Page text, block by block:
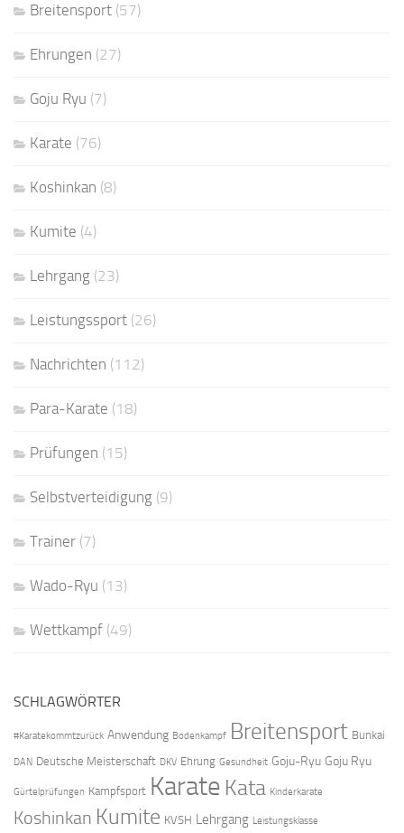
Breitensport (57)
Ehrungen (27)
Goju Ryu (7)
Karate (76)
Koshinkan (8)
Kumite (4)
Lehrgang (23)
Leistungssport (26)
Nachrichten (112)
Para-Karate (18)
Prüfungen (15)
Selbstverteidigung (9)
Trainer (7)
Wado-Ryu (13)
Wettkampf (49)
SCHLAGWÖRTER
#Karatekommtzurück Anwendung Bodenkampf Breitensport Bunkai
DAN Deutsche Meisterschaft DKV Ehrung Gesundheit Goju-Ryu Goju Ryu
Gürtelprüfungen Kampfsport Karate Kata Kinderkarate
Koshinkan Kumite KVSH Lehrgang Leistungsklasse